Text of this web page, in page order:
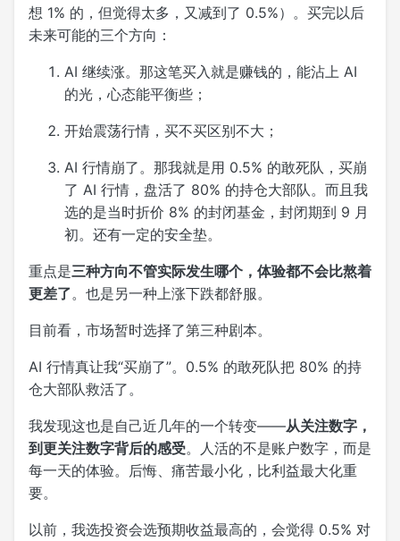
想 1% 的，但觉得太多，又减到了 0.5%）。买完以后
未来可能的三个方向：
AI 继续涨。那这笔买入就是赚钱的，能沾上 AI
的光，心态能平衡些；
开始震荡行情，买不买区别不大；
AI 行情崩了。那我就是用 0.5% 的敢死队，买崩
了 AI 行情，盘活了 80% 的持仓大部队。而且我
选的是当时折价 8% 的封闭基金，封闭期到 9 月
初。还有一定的安全垫。
重点是三种方向不管实际发生哪个，体验都不会比熬着
更差了。也是另一种上涨下跌都舒服。
目前看，市场暂时选择了第三种剧本。
AI 行情真让我“买崩了”。0.5% 的敢死队把 80% 的持
仓大部队救活了。
我发现这也是自己近几年的一个转变——从关注数字，
到更关注数字背后的感受。人活的不是账户数字，而是
每一天的体验。后悔、痛苦最小化，比利益最大化重
要。
以前，我选投资会选预期收益最高的，会觉得 0.5% 对